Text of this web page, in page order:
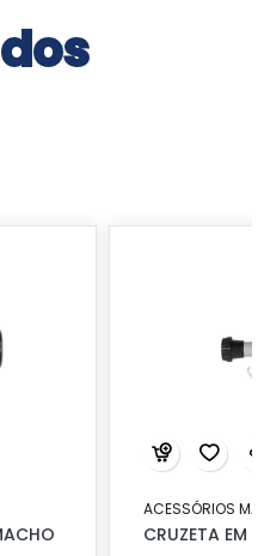
ACESSÓRIOS
CRUZETA EM